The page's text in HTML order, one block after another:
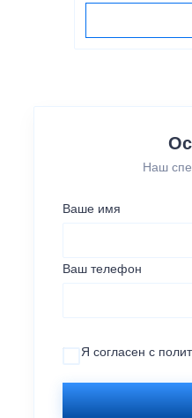
Наш
Ваше имя
Ваш телефон
Я согласен с